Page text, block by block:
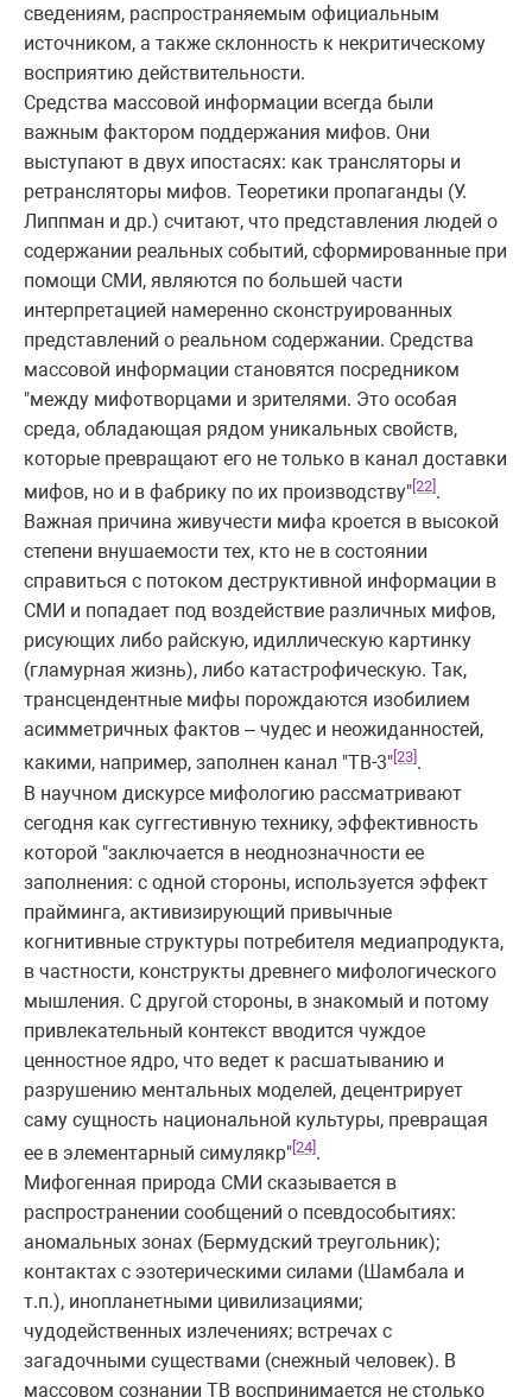
сведениям, распространяемым официальным
источником, а также склонность к некритическому
восприятию действительности.
Средства массовой информации всегда были
важным фактором поддержания мифов. Они
выступают в двух ипостасях: как трансляторы и
ретрансляторы мифов. Теоретики пропаганды (У.
Липпман и др.) считают, что представления людей о
содержании реальных событий, сформированные при
помощи СМИ, являются по большей части
интерпретацией намеренно сконструированных
представлений о реальном содержании. Средства
массовой информации становятся посредником
"между мифотворцами и зрителями. Это особая
среда, обладающая рядом уникальных свойств,
которые превращают его не только в канал доставки
мифов, но и в фабрику по их производству" [22] .
Важная причина живучести мифа кроется в высокой
степени внушаемости тех, кто не в состоянии
справиться с потоком деструктивной информации в
СМИ и попадает под воздействие различных мифов,
рисующих либо райскую, идиллическую картинку
(гламурная жизнь), либо катастрофическую. Так,
трансцендентные мифы порождаются изобилием
асимметричных фактов – чудес и неожиданностей,
какими, например, заполнен канал "ТВ-3" [23] .
В научном дискурсе мифологию рассматривают
сегодня как суггестивную технику, эффективность
которой "заключается в неоднозначности ее
заполнения: с одной стороны, используется эффект
прайминга, активизирующий привычные
когнитивные структуры потребителя медиапродукта,
в частности, конструкты древнего мифологического
мышления. С другой стороны, в знакомый и потому
привлекательный контекст вводится чуждое
ценностное ядро, что ведет к расшатыванию и
разрушению ментальных моделей, децентрирует
саму сущность национальной культуры, превращая
ее в элементарный симулякр"[24].
Мифогенная природа СМИ сказывается в
распространении сообщений о псевдособытиях:
аномальных зонах (Бермудский треугольник);
контактах с эзотерическими силами (Шамбала и
т.п.), инопланетными цивилизациями;
чудодейственных излечениях; встречах с
загадочными существами (снежный человек). В
массовом сознании ТВ воспринимается не столько